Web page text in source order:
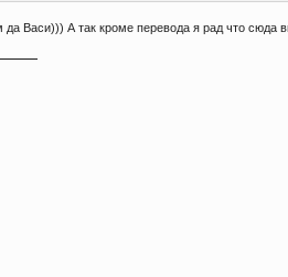
да Васи))) А так кроме перевода я рад что сюда